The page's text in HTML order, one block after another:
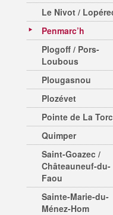
Le Nivot /
Penmarc’h
Plogoff / Pors-
Loubous
Plougasnou
Plozévet
Pointe de La
Quimper
Saint-Goazec /
Châteauneuf-du-
Faou
Sainte-Marie-du-
Ménez-Hom